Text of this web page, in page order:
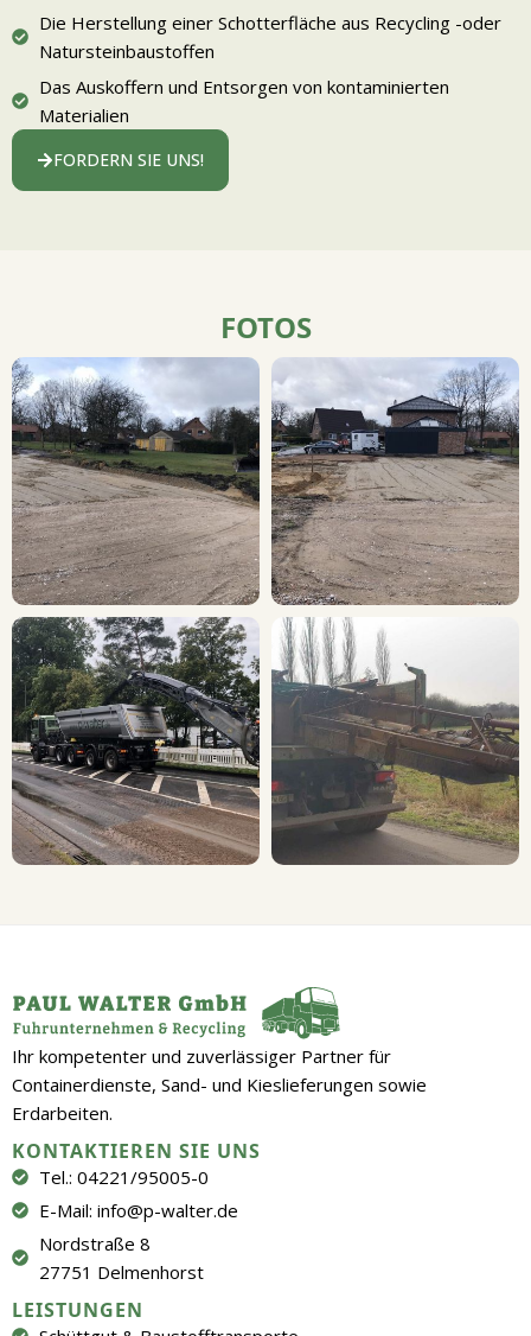
Die Herstellung einer Schotterfläche aus Recycling -oder
Natursteinbaustoffen
Das Auskoffern und Entsorgen von kontaminierten
Materialien
FORDERN SIE UNS!
FOTOS
KONTAKTIEREN SIE UNS
Tel.: 04221/95005-0
E-Mail: info@p-walter.de
Nordstraße 8
27751 Delmenhorst
LEISTUNGEN
Ihr kompetenter und zuverlässiger Partner für
Containerdienste, Sand- und Kieslieferungen sowie
Erdarbeiten.